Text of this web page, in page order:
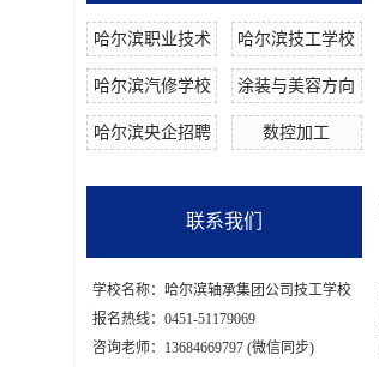
哈尔滨职业技术 哈尔滨技工学校
哈尔滨汽修学校 涂装与美容方向
哈尔滨央企招聘 数控加工
联系我们
学校名称：哈尔滨轴承集团公司技工学校
报名热线：0451-51179069
咨询老师：13684669797 (微信同步)